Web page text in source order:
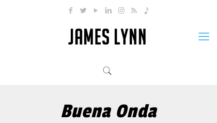
Buena Onda